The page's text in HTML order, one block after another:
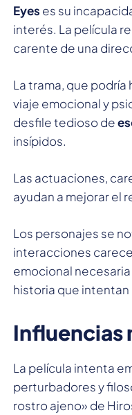
Eyes es su
interés. La película
carente de una
La trama, que
viaje emocional y
desfile tedioso de
insípidos.
Las actuaciones,
ayudan a mejorar el
Los personajes se
interacciones
emocional
historia que intentan
Influencias
La película intenta
perturbadores y
rostro ajeno» de